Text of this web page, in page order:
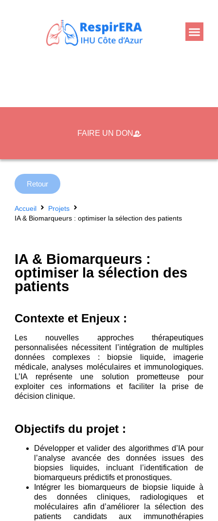
FAIRE UN DON
Retour
Accueil
Projets
IA & Biomarqueurs : optimiser la sélection des patients
IA & Biomarqueurs :
optimiser la sélection des
patients
Contexte et Enjeux :
Les nouvelles approches thérapeutiques
personnalisées nécessitent l’intégration de multiples
données complexes : biopsie liquide, imagerie
médicale, analyses moléculaires et immunologiques.
L’IA représente une solution prometteuse pour
exploiter ces informations et faciliter la prise de
décision clinique.
Objectifs du projet :
Développer et valider des algorithmes d’IA pour
l’analyse avancée des données issues des
biopsies liquides, incluant l’identification de
biomarqueurs prédictifs et pronostiques.
Intégrer les biomarqueurs de biopsie liquide à
des données cliniques, radiologiques et
moléculaires afin d’améliorer la sélection des
patients candidats aux immunothérapies